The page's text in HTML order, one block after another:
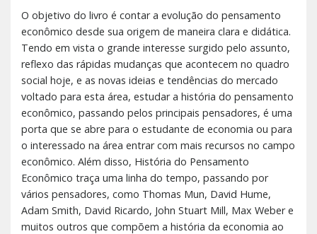
O objetivo do livro é contar a evolução do pensamento
econômico desde sua origem de maneira clara e didática.
Tendo em vista o grande interesse surgido pelo assunto,
reflexo das rápidas mudanças que acontecem no quadro
social hoje, e as novas ideias e tendências do mercado
voltado para esta área, estudar a história do pensamento
econômico, passando pelos principais pensadores, é uma
porta que se abre para o estudante de economia ou para
o interessado na área entrar com mais recursos no campo
econômico. Além disso, História do Pensamento
Econômico traça uma linha do tempo, passando por
vários pensadores, como Thomas Mun, David Hume,
Adam Smith, David Ricardo, John Stuart Mill, Max Weber e
muitos outros que compõem a história da economia ao